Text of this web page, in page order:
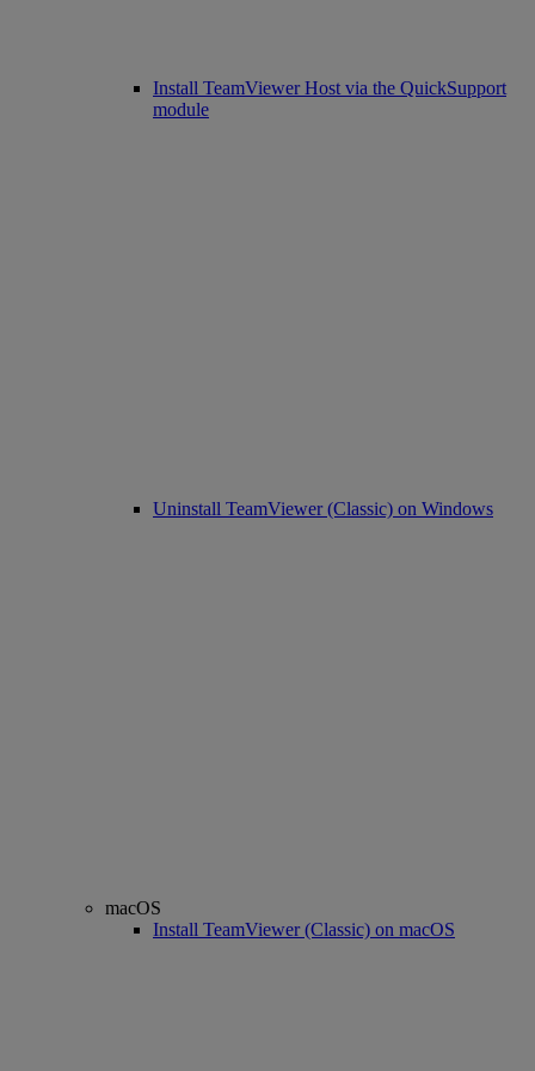
Install TeamViewer Host via the QuickSupport
module
Uninstall TeamViewer (Classic) on Windows
macOS
Install TeamViewer (Classic) on macOS